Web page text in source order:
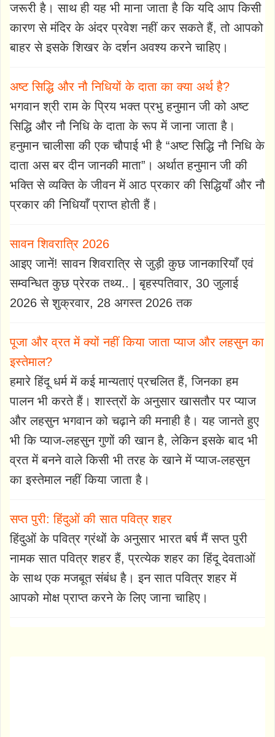
जरूरी है। साथ ही यह भी माना जाता है कि यदि आप किसी
कारण से मंदिर के अंदर प्रवेश नहीं कर सकते हैं, तो आपको
बाहर से इसके शिखर के दर्शन अवश्य करने चाहिए।
अष्ट सिद्धि और नौ निधियों के दाता का क्या अर्थ है?
भगवान श्री राम के प्रिय भक्त प्रभु हनुमान जी को अष्ट
सिद्धि और नौ निधि के दाता के रूप में जाना जाता है।
हनुमान चालीसा की एक चौपाई भी है “अष्ट सिद्धि नौ निधि के
दाता अस बर दीन जानकी माता”। अर्थात हनुमान जी की
भक्ति से व्यक्ति के जीवन में आठ प्रकार की सिद्धियाँ और नौ
प्रकार की निधियाँ प्राप्त होती हैं।
सावन शिवरात्रि 2026
आइए जानें! सावन शिवरात्रि से जुड़ी कुछ जानकारियाँ एवं
सम्वन्धित कुछ प्रेरक तथ्य.. | बृहस्पतिवार, 30 जुलाई
2026 से शुक्रवार, 28 अगस्त 2026 तक
पूजा और व्रत में क्यों नहीं किया जाता प्याज और लहसुन का
इस्तेमाल?
हमारे हिंदू धर्म में कई मान्यताएं प्रचलित हैं, जिनका हम
पालन भी करते हैं। शास्त्रों के अनुसार खासतौर पर प्याज
और लहसुन भगवान को चढ़ाने की मनाही है। यह जानते हुए
भी कि प्याज-लहसुन गुणों की खान है, लेकिन इसके बाद भी
व्रत में बनने वाले किसी भी तरह के खाने में प्याज-लहसुन
का इस्तेमाल नहीं किया जाता है।
सप्त पुरी: हिंदुओं की सात पवित्र शहर
हिंदुओं के पवित्र ग्रंथों के अनुसार भारत बर्ष मैं सप्त पुरी
नामक सात पवित्र शहर हैं, प्रत्येक शहर का हिंदू देवताओं
के साथ एक मजबूत संबंध है। इन सात पवित्र शहर में
आपको मोक्ष प्राप्त करने के लिए जाना चाहिए।